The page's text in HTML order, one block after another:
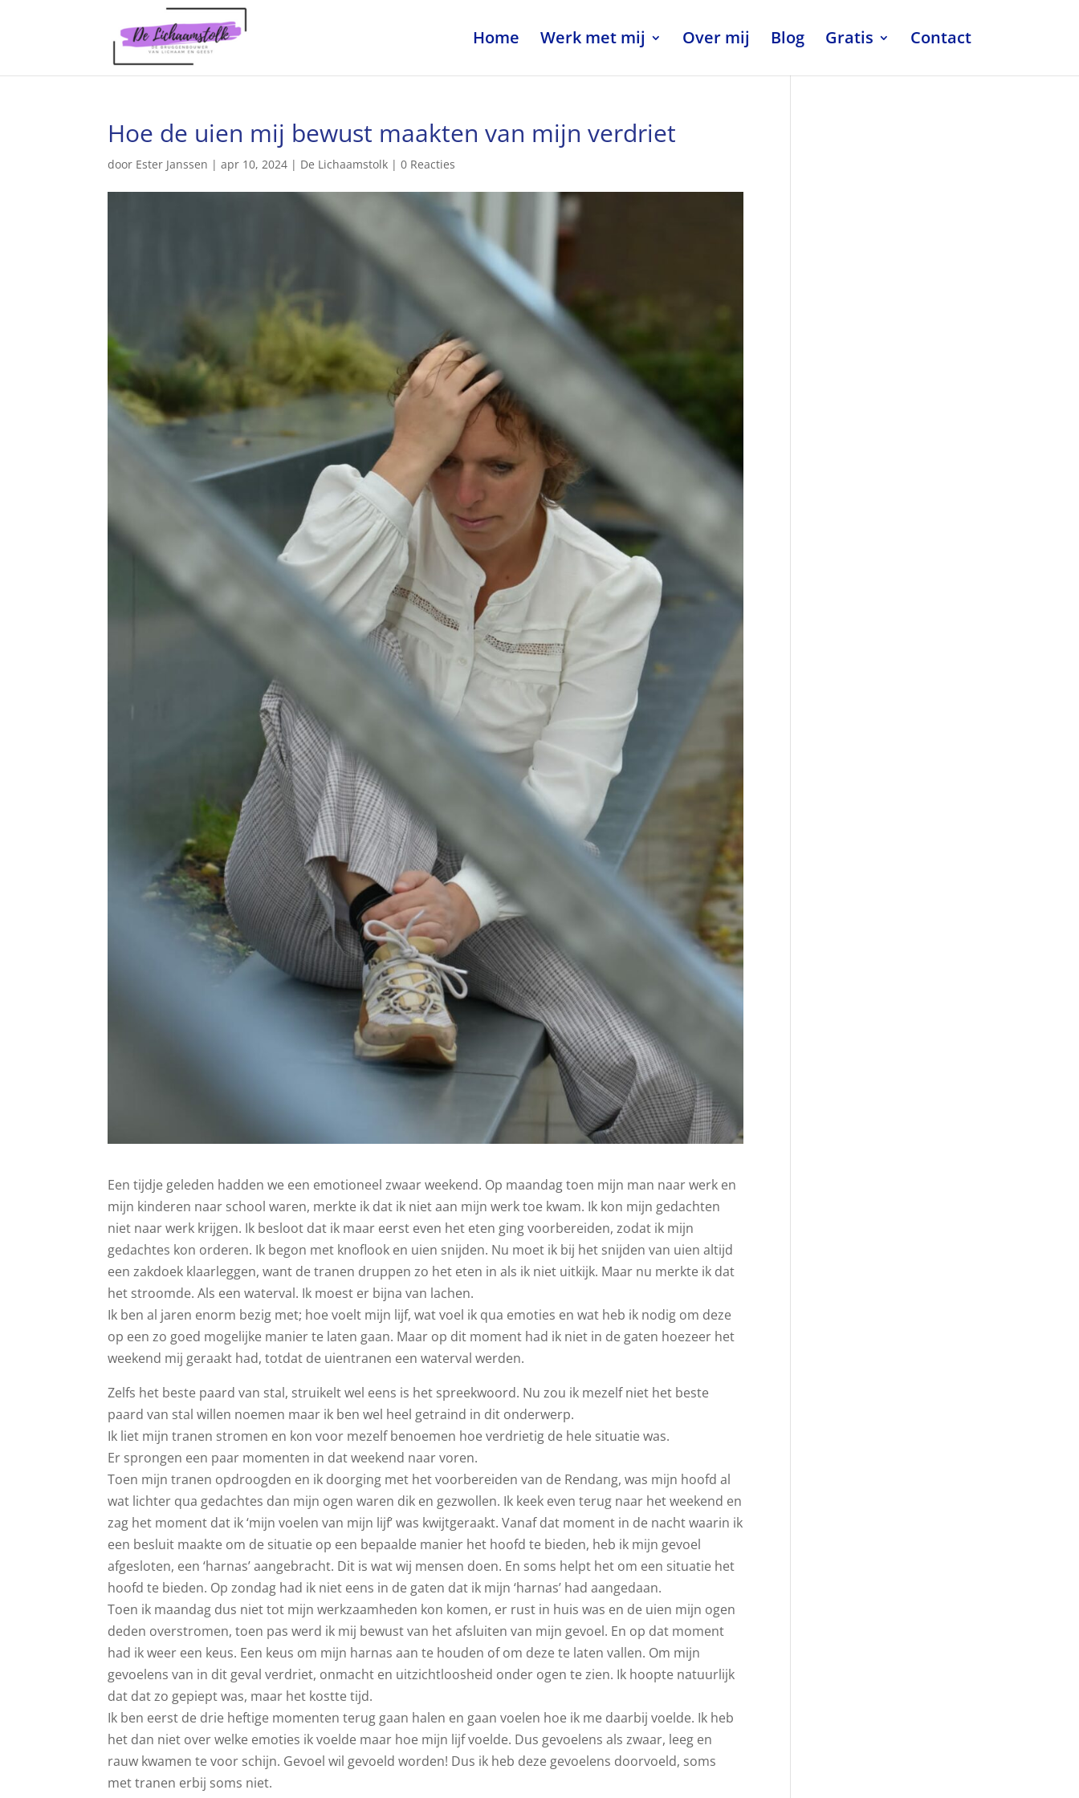
Home Werk met mij Over mij Blog Gratis Contact
Hoe de uien mij bewust maakten van mijn verdriet
door Ester Janssen |apr 10, 2024 | De Lichaamstolk |0 Reacties
Een tijdje geleden hadden we een emotioneel zwaar weekend. Op maandag toen mijn man naar werk en
mijn kinderen naar school waren, merkte ik dat ik niet aan mijn werk toe kwam. Ik kon mijn gedachten
niet naar werk krijgen. Ik besloot dat ik maar eerst even het eten ging voorbereiden, zodat ik mijn
gedachtes kon orderen. Ik begon met knoflook en uien snijden. Nu moet ik bij het snijden van uien altijd
een zakdoek klaarleggen, want de tranen druppen zo het eten in als ik niet uitkijk. Maar nu merkte ik dat
het stroomde. Als een waterval. Ik moest er bijna van lachen.
Ik ben al jaren enorm bezig met; hoe voelt mijn lijf, wat voel ik qua emoties en wat heb ik nodig om deze
op een zo goed mogelijke manier te laten gaan. Maar op dit moment had ik niet in de gaten hoezeer het
weekend mij geraakt had, totdat de uientranen een waterval werden.
Zelfs het beste paard van stal, struikelt wel eens is het spreekwoord. Nu zou ik mezelf niet het beste
paard van stal willen noemen maar ik ben wel heel getraind in dit onderwerp.
Ik liet mijn tranen stromen en kon voor mezelf benoemen hoe verdrietig de hele situatie was.
Er sprongen een paar momenten in dat weekend naar voren.
Toen mijn tranen opdroogden en ik doorging met het voorbereiden van de Rendang, was mijn hoofd al
wat lichter qua gedachtes dan mijn ogen waren dik en gezwollen. Ik keek even terug naar het weekend en
zag het moment dat ik ‘mijn voelen van mijn lijf’ was kwijtgeraakt. Vanaf dat moment in de nacht waarin ik
een besluit maakte om de situatie op een bepaalde manier het hoofd te bieden, heb ik mijn gevoel
afgesloten, een ‘harnas’ aangebracht. Dit is wat wij mensen doen. En soms helpt het om een situatie het
hoofd te bieden. Op zondag had ik niet eens in de gaten dat ik mijn ‘harnas’ had aangedaan.
Toen ik maandag dus niet tot mijn werkzaamheden kon komen, er rust in huis was en de uien mijn ogen
deden overstromen, toen pas werd ik mij bewust van het afsluiten van mijn gevoel. En op dat moment
had ik weer een keus. Een keus om mijn harnas aan te houden of om deze te laten vallen. Om mijn
gevoelens van in dit geval verdriet, onmacht en uitzichtloosheid onder ogen te zien. Ik hoopte natuurlijk
dat dat zo gepiept was, maar het kostte tijd.
Ik ben eerst de drie heftige momenten terug gaan halen en gaan voelen hoe ik me daarbij voelde. Ik heb
het dan niet over welke emoties ik voelde maar hoe mijn lijf voelde. Dus gevoelens als zwaar, leeg en
rauw kwamen te voor schijn. Gevoel wil gevoeld worden! Dus ik heb deze gevoelens doorvoeld, soms
met tranen erbij soms niet.